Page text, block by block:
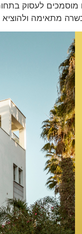
מוסמכים לעסוק
מתאימה